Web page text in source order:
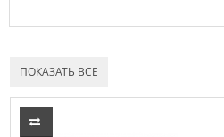
ПОКАЗАТЬ ВСЕ